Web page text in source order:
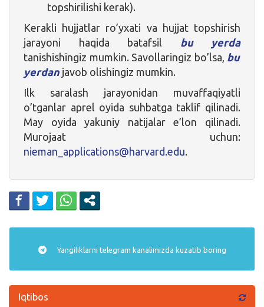
topshirilishi kerak).
Kerakli hujjatlar ro’yxati va hujjat topshirish
jarayoni haqida batafsil
bu yerda
tanishishingiz mumkin. Savollaringiz bo’lsa, bu
yerdan javob olishingiz mumkin.
Ilk saralash jarayonidan muvaffaqiyatli
o’tganlar aprel oyida suhbatga taklif qilinadi.
May oyida yakuniy natijalar e’lon qilinadi.
Murojaat uchun:
nieman_applications@harvard.edu.
Yangiliklarni telegram kanalimizda kuzatib boring
Iqtibos